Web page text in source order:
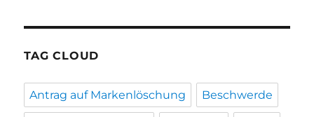
TAG CLOUD
Antrag auf Markenlöschung Beschwerde